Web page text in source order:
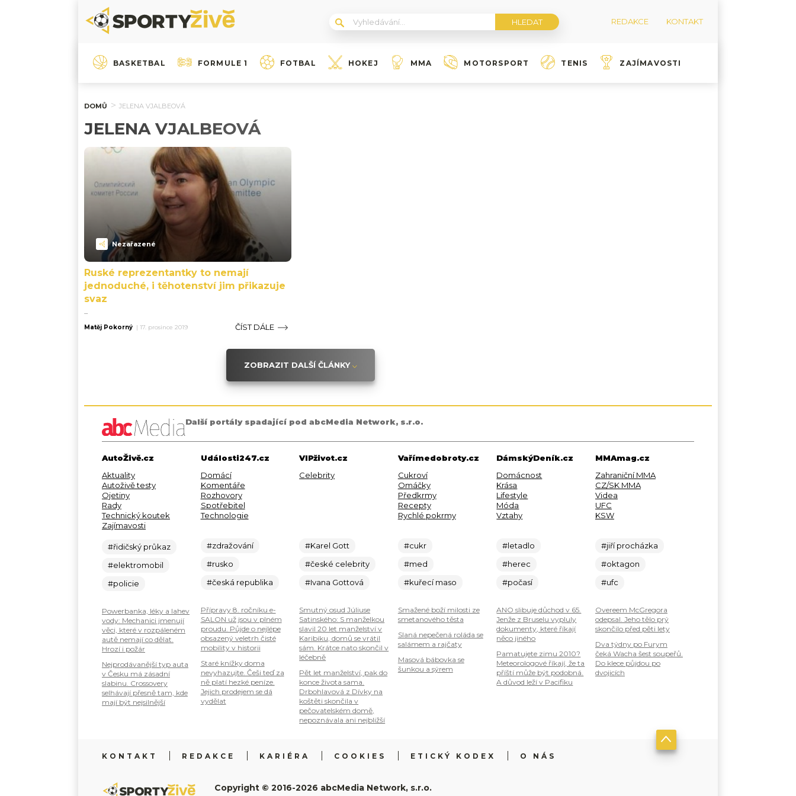
REDAKCE KONTAKT
BASKETBAL FORMULE 1 FOTBAL HOKEJ MMA MOTORSPORT TENIS ZAJÍMAVOSTI
DOMŮ JELENA VJALBEOVÁ
JELENA VJALBEOVÁ
Nezařazené
Ruské reprezentantky to nemají
jednoduché, i těhotenství jim přikazuje
svaz
...
Matěj Pokorný | 17. prosince 2019 ČÍST DÁLE
ZOBRAZIT DALŠÍ ČLÁNKY
Další portály spadající pod abcMedia Network, s.r.o.
AutoŽivě.cz
Aktuality
Autoživě testy
Ojetiny
Rady
Technický koutek
Zajímavosti
#řidičský průkaz
#elektromobil
#policie
Powerbanka, léky a lahev
vody: Mechanici jmenují
věci, které v rozpáleném
autě nemají co dělat.
Hrozí i požár
Nejprodávanější typ auta
v Česku má zásadní
slabinu. Crossovery
selhávají přesně tam, kde
mají být nejsilnější
Události247.cz
Domácí
Komentáře
Rozhovory
Spotřebitel
Technologie
#zdražování
#rusko
#česká republika
Přípravy 8. ročníku e-
SALON už jsou v plném
proudu. Půjde o nejlépe
obsazený veletrh čisté
mobility v historii
Staré knížky doma
nevyhazujte. Češi teď za
ně platí hezké peníze.
Jejich prodejem se dá
vydělat
VIPživot.cz
Celebrity
#Karel Gott
#české celebrity
#Ivana Gottová
Smutný osud Júliuse
Satinského: S manželkou
slavil 20 let manželství v
Karibiku, domů se vrátil
sám. Krátce nato skončil v
léčebně
Pět let manželství, pak do
konce života sama.
Drbohlavová z Dívky na
koštěti skončila v
pečovatelském domě,
nepoznávala ani nejbližší
Vařímedobroty.cz
Cukroví
Omáčky
Předkrmy
Recepty
Rychlé pokrmy
#cukr
#med
#kuřecí maso
Smažené boží milosti ze
smetanového těsta
Slaná nepečená roláda se
salámem a rajčaty
Masová bábovka se
šunkou a sýrem
DámskýDeník.cz
Domácnost
Krása
Lifestyle
Móda
Vztahy
#letadlo
#herec
#počasí
ANO slibuje důchod v 65.
Jenže z Bruselu vypluly
dokumenty, které říkají
něco jiného
Pamatujete zimu 2010?
Meteorologové říkají, že ta
příští může být podobná.
A důvod leží v Pacifiku
MMAmag.cz
Zahraniční MMA
CZ/SK MMA
Videa
UFC
KSW
#jiří procházka
#oktagon
#ufc
Overeem McGregora
odepsal. Jeho tělo prý
skončilo před pěti lety
Dva týdny po Furym
čeká Wacha šest soupeřů.
Do klece půjdou po
dvojicích
KONTAKT REDAKCE KARIÉRA COOKIES ETICKÝ KODEX O NÁS
Copyright © 2016-2026 abcMedia Network, s.r.o.